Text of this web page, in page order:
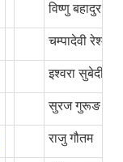
विष्णु बहादुर पुन
चम्पादेवी रेश्मी
इश्वरा सुबेदी
सुरज गुरूङ
राजु गौतम